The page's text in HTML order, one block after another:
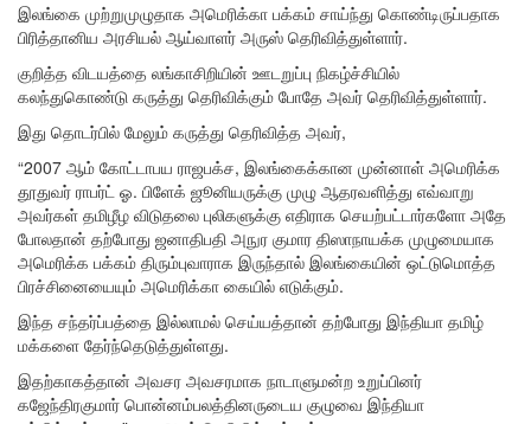
இலங்கை முற்றுமுழுதாக அமெரிக்கா பக்கம் சாய்ந்து கொண்டிருப்பதாக
பிரித்தானிய அரசியல் ஆய்வாளர் அருஸ் தெரிவித்துள்ளார்.
குறித்த விடயத்தை லங்காசிறியின் ஊடறுப்பு நிகழ்ச்சியில்
கலந்துகொண்டு கருத்து தெரிவிக்கும் போதே அவர் தெரிவித்துள்ளார்.
இது தொடர்பில் மேலும் கருத்து தெரிவித்த அவர்,
“2007 ஆம் கோட்டாபய ராஜபக்ச, இலங்கைக்கான முன்னாள் அமெரிக்க
தூதுவர் ராபர்ட் ஓ. பிளேக் ஜூனியருக்கு முழு ஆதரவளித்து எவ்வாறு
அவர்கள் தமிழீழ விடுதலை புலிகளுக்கு எதிராக செயற்பட்டார்களோ அதே
போலதான் தற்போது ஜனாதிபதி அநுர குமார திஸாநாயக்க முழுமையாக
அமெரிக்க பக்கம் திரும்புவாராக இருந்தால் இலங்கையின் ஒட்டுமொத்த
பிரச்சினையையும் அமெரிக்கா கையில் எடுக்கும்.
இந்த சந்தர்ப்பத்தை இல்லாமல் செய்யத்தான் தற்போது இந்தியா தமிழ்
மக்களை தேர்ந்தெடுத்துள்ளது.
இதற்காகத்தான் அவசர அவசரமாக நாடாளுமன்ற உறுப்பினர்
கஜேந்திரகுமார் பொன்னம்பலத்தினருடைய குழுவை இந்தியா